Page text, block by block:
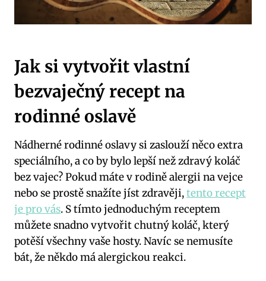
Jak si vytvořit vlastní
bezvaječný recept na
rodinné oslavě
Nádherné rodinné oslavy si zaslouží něco extra
speciálního, a co by bylo lepší než zdravý koláč
bez vajec? Pokud máte v rodině alergii na vejce
nebo se prostě snažíte jíst zdravěji,tento recept
je pro vás. S tímto jednoduchým receptem
můžete snadno vytvořit chutný koláč, který
potěší všechny vaše hosty. Navíc se nemusíte
bát, že někdo má alergickou reakci.